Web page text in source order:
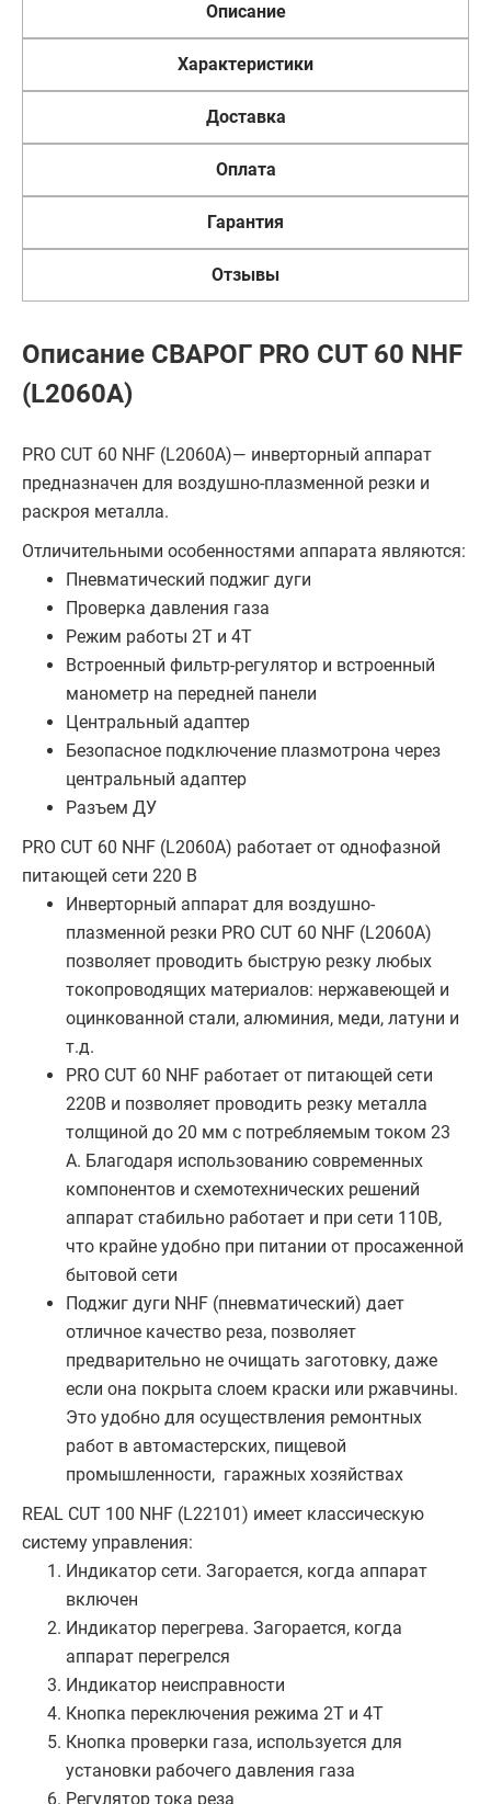
Описание
Характеристики
Доставка
Оплата
Гарантия
Отзывы
Описание СВАРОГ PRO CUT 60 NHF
(L2060A)
PRO CUT 60 NHF (L2060A)— инверторный аппарат
предназначен для воздушно-плазменной резки и
раскроя металла.
Отличительными особенностями аппарата являются:
Пневматический поджиг дуги
Проверка давления газа
Режим работы 2Т и 4Т
Встроенный фильтр-регулятор и встроенный
манометр на передней панели
Центральный адаптер
Безопасное подключение плазмотрона через
центральный адаптер
Разъем ДУ
PRO CUT 60 NHF (L2060A) работает от однофазной
питающей сети 220 В
Инверторный аппарат для воздушно-
плазменной резки PRO CUT 60 NHF (L2060A)
позволяет проводить быструю резку любых
токопроводящих материалов: нержавеющей и
оцинкованной стали, алюминия, меди, латуни и
т.д.
PRO CUT 60 NHF работает от питающей сети
220В и позволяет проводить резку металла
толщиной до 20 мм с потребляемым током 23
А. Благодаря использованию современных
компонентов и схемотехнических решений
аппарат стабильно работает и при сети 110В,
что крайне удобно при питании от просаженной
бытовой сети
Поджиг дуги NHF (пневматический) дает
отличное качество реза, позволяет
предварительно не очищать заготовку, даже
если она покрыта слоем краски или ржавчины.
Это удобно для осуществления ремонтных
работ в автомастерских, пищевой
промышленности, гаражных хозяйствах
REAL CUT 100 NHF (L22101) имеет классическую
систему управления:
Индикатор сети. Загорается, когда аппарат
включен
Индикатор перегрева. Загорается, когда
аппарат перегрелся
Индикатор неисправности
Кнопка переключения режима 2T и 4T
Кнопка проверки газа, используется для
установки рабочего давления газа
Регулятор тока реза